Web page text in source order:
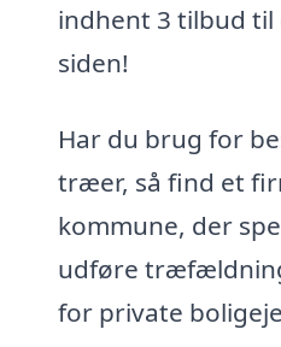
indhent 3 tilbud
siden!
Har du brug for
træer, så find et
kommune, der
udføre
for private